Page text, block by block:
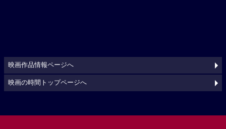
映画作品情報ページへ
映画の時間トップページへ